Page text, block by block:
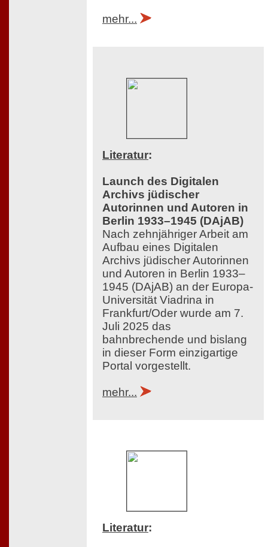
mehr...
Literatur:
Launch des Digitalen
Archivs jüdischer
Autorinnen und Autoren in
Berlin 1933–1945 (DAjAB)
Nach zehnjähriger Arbeit am
Aufbau eines Digitalen
Archivs jüdischer Autorinnen
und Autoren in Berlin 1933–
1945 (DAjAB) an der Europa-
Universität Viadrina in
Frankfurt/Oder wurde am 7.
Juli 2025 das
bahnbrechende und bislang
in dieser Form einzigartige
Portal vorgestellt.
mehr...
Literatur: